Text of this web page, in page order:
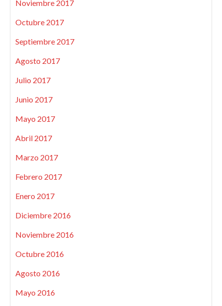
Noviembre 2017
Octubre 2017
Septiembre 2017
Agosto 2017
Julio 2017
Junio 2017
Mayo 2017
Abril 2017
Marzo 2017
Febrero 2017
Enero 2017
Diciembre 2016
Noviembre 2016
Octubre 2016
Agosto 2016
Mayo 2016